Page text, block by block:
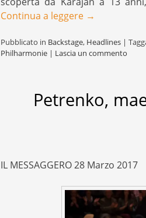
Continua a leggere →
Pubblicato in Backstage, Headlines |
Philharmonie | Lascia un commento
Petrenko,
IL MESSAGGERO 28 Marzo 2017